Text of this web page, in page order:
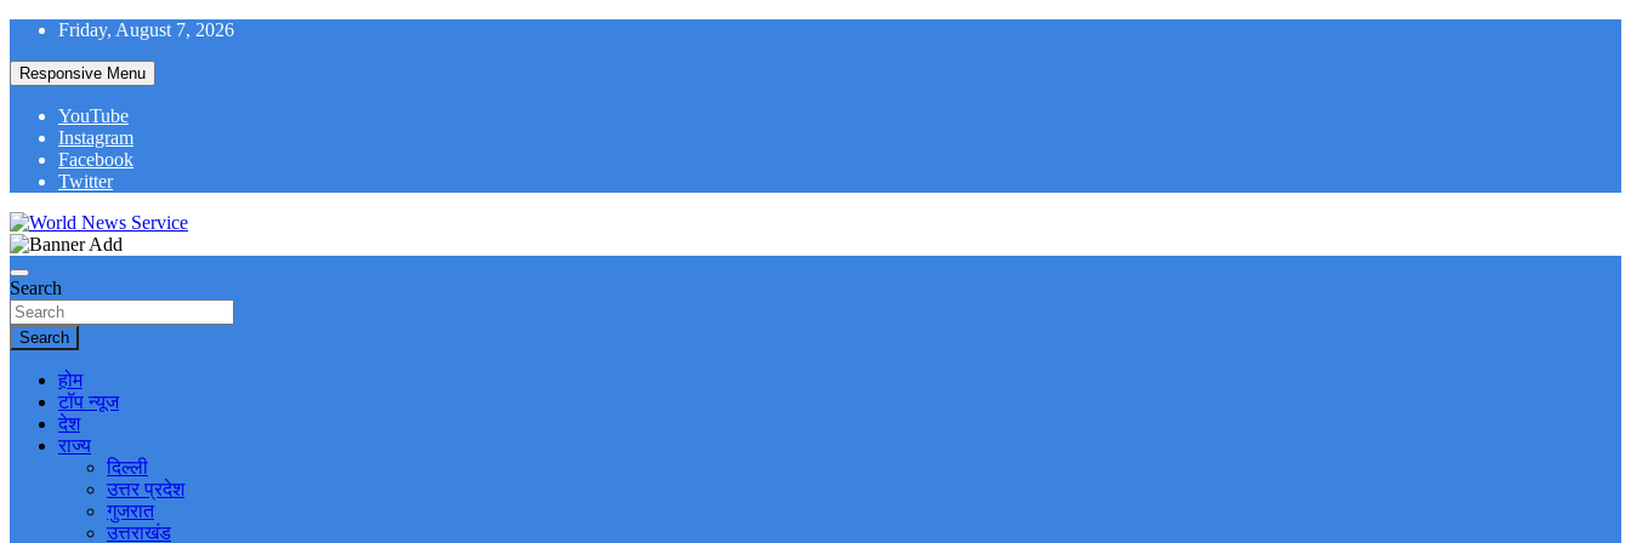
Skip
content
Friday, August 7, 2026
Responsive Menu
YouTube
Instagram
Facebook
Twitter
World News Service
Search
Search
होम
टॉप न्यूज
देश
राज्य
दिल्ली
उत्तर प्रदेश
गुजरात
उत्तराखंड